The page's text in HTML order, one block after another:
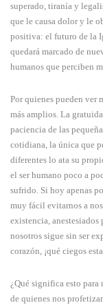
superado, tiranía y
que le causa dolor y le
positiva: el futuro de la
quedará marcado de
humanos que perciben
Por quienes pueden ver
más amplios. La
paciencia de las
cotidiana, la única que
diferentes lo ata su
el ser humano poco a
sufrido. Si hoy apenas
muy fácil evitarnos a
existencia,
nosotros sigue sin ser
corazón, ¡qué ciegos
¿Qué significa esto para
de quienes nos